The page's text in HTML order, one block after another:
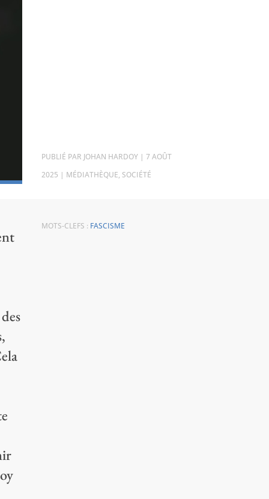
PAR JOHAN HARDOY | 7 AOÛT
2025 | MÉDIATHÈQUE, SOCIÉTÉ
MOTS-CLEFS : FASCISME